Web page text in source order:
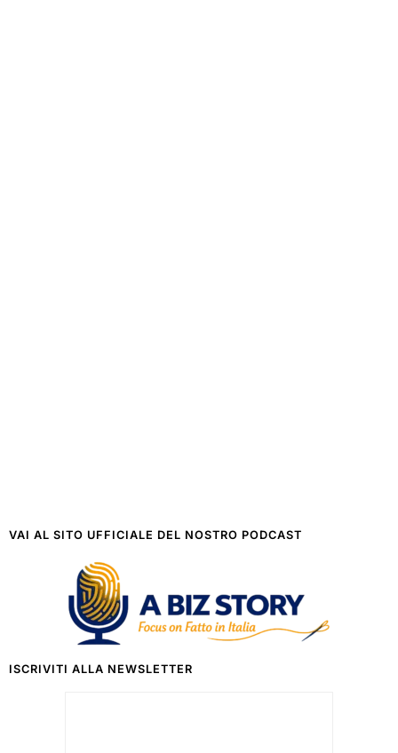
VAI AL SITO UFFICIALE DEL NOSTRO PODCAST
ISCRIVITI ALLA NEWSLETTER